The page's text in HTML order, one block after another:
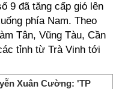
9 đã tăng cấp gió lên
phía Nam. Theo
Tân, Vũng Tàu, Cần
tỉnh từ Trà Vinh tới
Xuân Cường: 'TP